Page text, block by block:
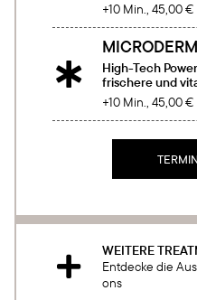
+10 Min., 45,00 €

High-Tech
frischere und
+10 Min., 45,00 €

WEITERE
Entdecke die
ons